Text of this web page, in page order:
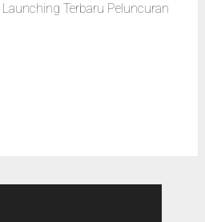
Terbaru Peluncuran